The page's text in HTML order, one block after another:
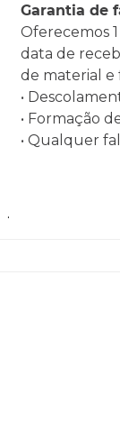
Garantia de
Oferecemos
data de
de material e
•
• Formação
• Qualquer
.